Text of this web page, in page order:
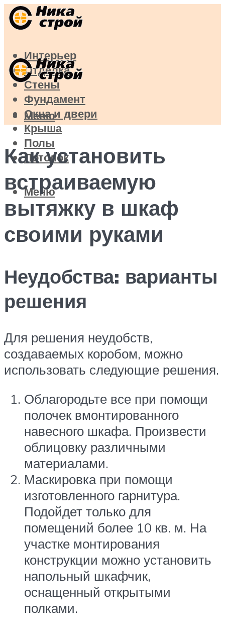
Интерьер
Отделка
Стены
Фундамент
Окна и двери
Крыша
Полы
Потолок
Меню
Меню
Как установить
встраиваемую
вытяжку в шкаф
своими руками
Неудобства: варианты
решения
Для решения неудобств,
создаваемых коробом, можно
использовать следующие решения.
Облагородьте все при помощи
полочек вмонтированного
навесного шкафа. Произвести
облицовку различными
материалами.
Маскировка при помощи
изготовленного гарнитура.
Подойдет только для
помещений более 10 кв. м. На
участке монтирования
конструкции можно установить
напольный шкафчик,
оснащенный открытыми
полками.